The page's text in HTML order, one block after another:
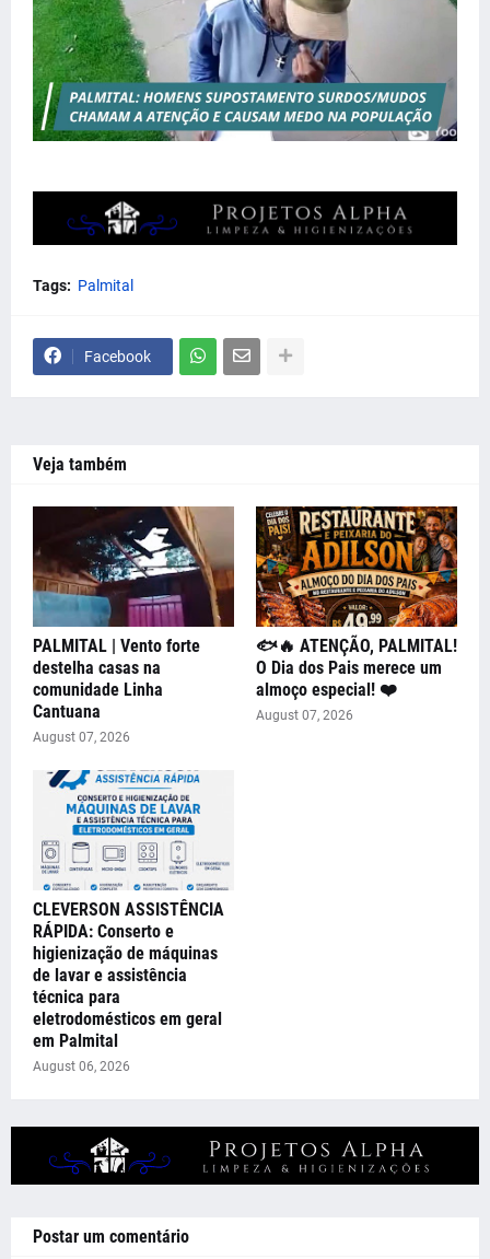
Tags: Palmital
Facebook
Veja também
PALMITAL | Vento forte
destelha casas na
comunidade Linha
Cantuana
August 07, 2026
🐟🔥 ATENÇÃO, PALMITAL!
O Dia dos Pais merece um
almoço especial! ❤️
August 07, 2026
CLEVERSON ASSISTÊNCIA
RÁPIDA: Conserto e
higienização de máquinas
de lavar e assistência
técnica para
eletrodomésticos em geral
em Palmital
August 06, 2026
Postar um comentário